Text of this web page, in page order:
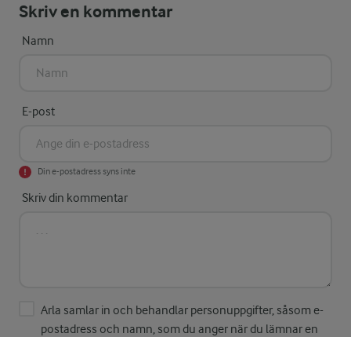
Skriv en kommentar
Namn
E-post
Din e-postadress syns inte
Skriv din kommentar
Arla samlar in och behandlar personuppgifter, såsom e-
postadress och namn, som du anger när du lämnar en